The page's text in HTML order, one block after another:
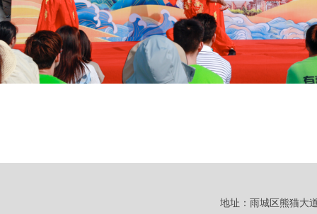
地址：雨城区熊猫大